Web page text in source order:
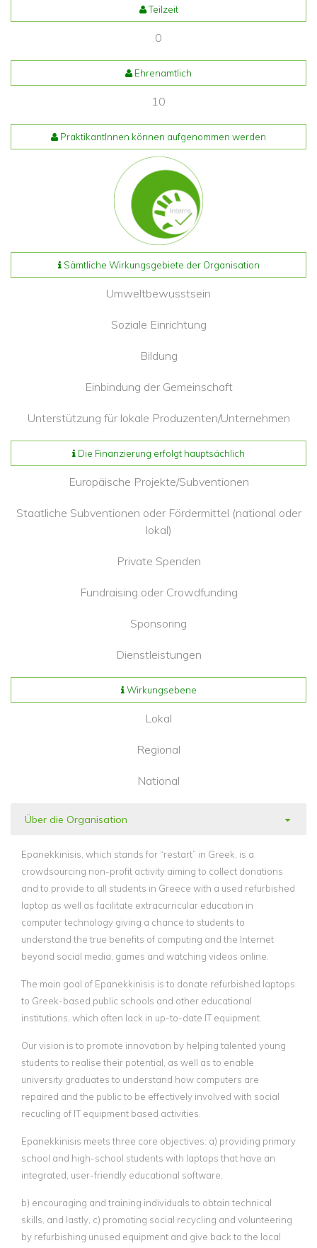
Teilzeit
0
Ehrenamtlich
10
PraktikantInnen können aufgenommen werden
Sämtliche Wirkungsgebiete der Organisation
Umweltbewusstsein
Soziale Einrichtung
Bildung
Einbindung der Gemeinschaft
Unterstützung für lokale Produzenten/Unternehmen
Die Finanzierung erfolgt hauptsächlich
Europäische Projekte/Subventionen
Staatliche Subventionen oder Fördermittel (national oder
lokal)
Private Spenden
Fundraising oder Crowdfunding
Sponsoring
Dienstleistungen
Wirkungsebene
Lokal
Regional
National
Über die Organisation
Epanekkinisis, which stands for “restart” in Greek, is a
crowdsourcing non-profit activity aiming to collect donations
and to provide to all students in Greece with a used refurbished
laptop as well as facilitate extracurricular education in
computer technology giving a chance to students to
understand the true benefits of computing and the Internet
beyond social media, games and watching videos online.
The main goal of Epanekkinisis is to donate refurbished laptops
to Greek-based public schools and other educational
institutions, which often lack in up-to-date IT equipment.
Our vision is to promote innovation by helping talented young
students to realise their potential, as well as to enable
university graduates to understand how computers are
repaired and the public to be effectively involved with social
recucling of IT equipment based activities.
Epanekkinisis meets three core objectives: a) providing primary
school and high-school students with laptops that have an
integrated, user-friendly educational software,
b) encouraging and training individuals to obtain technical
skills, and lastly, c) promoting social recycling and volunteering
by refurbishing unused equipment and give back to the local